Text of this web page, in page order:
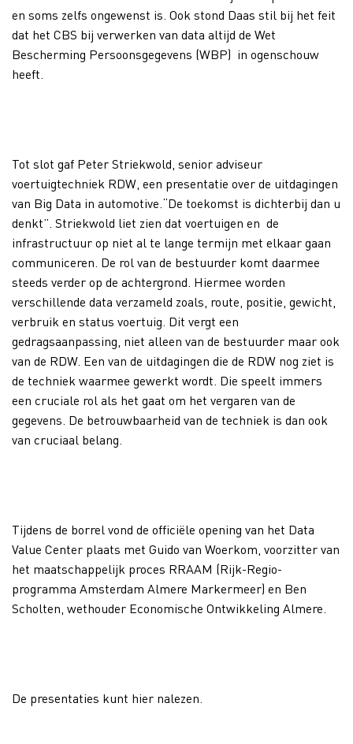
en soms zelfs ongewenst is. Ook stond Daas stil bij het feit
dat het CBS bij verwerken van data altijd de Wet
Bescherming Persoonsgegevens (WBP) in ogenschouw
heeft.
Tot slot gaf Peter Striekwold, senior adviseur
voertuigtechniek RDW, een presentatie over de uitdagingen
van Big Data in automotive.“De toekomst is dichterbij dan u
denkt”. Striekwold liet zien dat voertuigen en de
infrastructuur op niet al te lange termijn met elkaar gaan
communiceren. De rol van de bestuurder komt daarmee
steeds verder op de achtergrond. Hiermee worden
verschillende data verzameld zoals, route, positie, gewicht,
verbruik en status voertuig. Dit vergt een
gedragsaanpassing, niet alleen van de bestuurder maar ook
van de RDW. Een van de uitdagingen die de RDW nog ziet is
de techniek waarmee gewerkt wordt. Die speelt immers
een cruciale rol als het gaat om het vergaren van de
gegevens. De betrouwbaarheid van de techniek is dan ook
van cruciaal belang.
Tijdens de borrel vond de officiële opening van het Data
Value Center plaats met Guido van Woerkom, voorzitter van
het maatschappelijk proces RRAAM (Rijk-Regio-
programma Amsterdam Almere Markermeer) en Ben
Scholten, wethouder Economische Ontwikkeling Almere.
De presentaties kunt hier nalezen.